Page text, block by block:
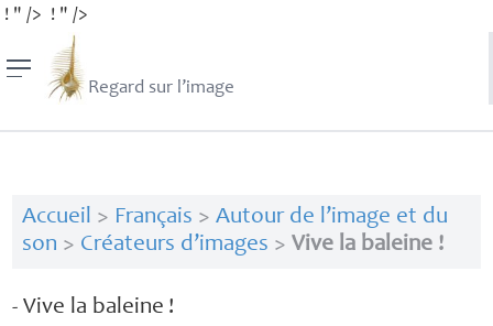
! " /> ! " />
Regard sur l’image
Accueil > Français > Autour de l’image et du
son > Créateurs d’images > Vive la baleine !
- Vive la baleine !